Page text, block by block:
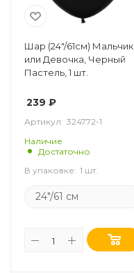
Шар (24"/61см) Мальчик
или Девочка, Черный
Пастель, 1 шт.
239 ₽
Артикул: 324772-1
Наличие
Достаточно
В упаковке: 1 шт.
24"/61 см